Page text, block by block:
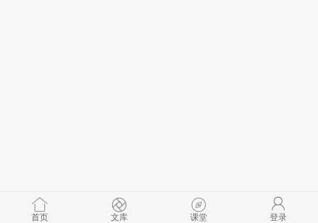
首页 文库 课堂 登录